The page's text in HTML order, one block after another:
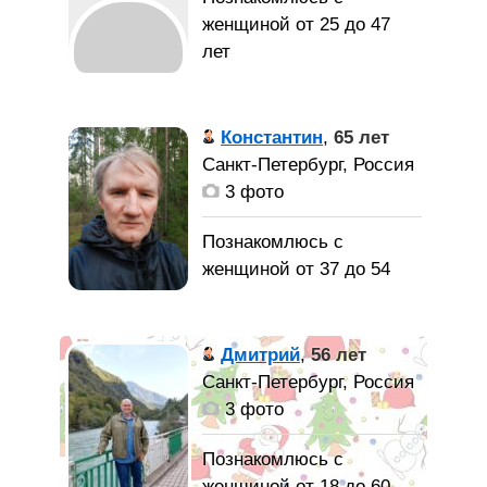
духовно),
реализованного
мужчины
воспринимается как
ненаучная фантастика,
в ней «подвох» или
зачислять ее в
Избранницу,
способную на Любовь и
готовую к Семье!
Лучшую из земных
Женщин -
неподвластный времени
женщиной от 25 до 47
лет
трудолюбивый парень.
Спокойную,
понимающую женщину.
Константин, 65 лет
Санкт-Петербург, Россия
3 фото
Познакомлюсь с
женщиной от 37 до 54
Славянин, не
пью, не курю, много лет
вегетарианец по
этическим принципам.
Бонусом от этого
получил укрепление
Дмитрий,56 лет
Санкт-Петербург, Россия
3 фото
Познакомлюсь с